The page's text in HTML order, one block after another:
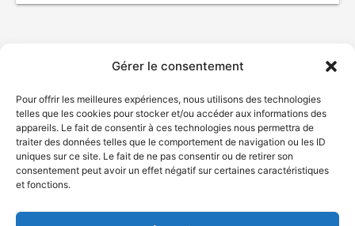
Gérer le consentement
Pour offrir les meilleures expériences, nous utilisons des technologies
telles que les cookies pour stocker et/ou accéder aux informations des
appareils. Le fait de consentir à ces technologies nous permettra de
traiter des données telles que le comportement de navigation ou les ID
uniques sur ce site. Le fait de ne pas consentir ou de retirer son
consentement peut avoir un effet négatif sur certaines caractéristiques
et fonctions.
© Gouvernement du Québec, 2026
Plan du site